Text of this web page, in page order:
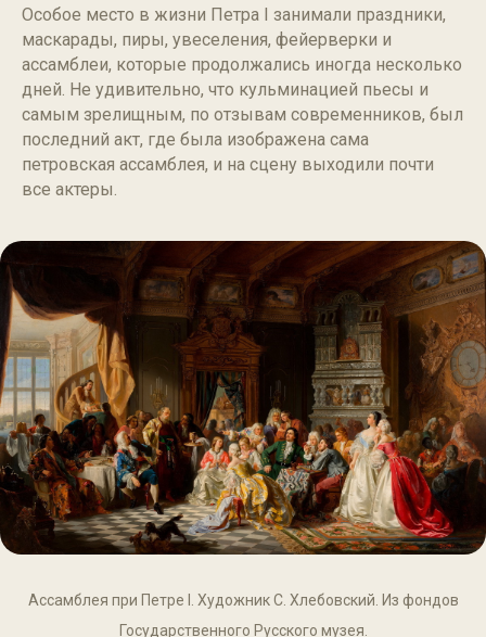
Особое место в жизни Петра I занимали праздники,
маскарады, пиры, увеселения, фейерверки и
ассамблеи, которые продолжались иногда несколько
дней. Не удивительно, что кульминацией пьесы и
самым зрелищным, по отзывам современников, был
последний акт, где была изображена сама
петровская ассамблея, и на сцену выходили почти
все актеры.
Ассамблея при Петре I. Художник С. Хлебовский. Из фондов
Государственного Русского музея.